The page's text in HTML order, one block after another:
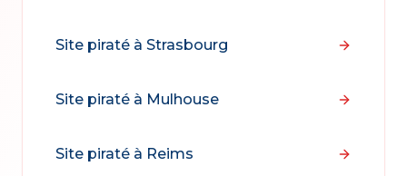
Site piraté à Strasbourg
Site piraté à Mulhouse
Site piraté à Reims